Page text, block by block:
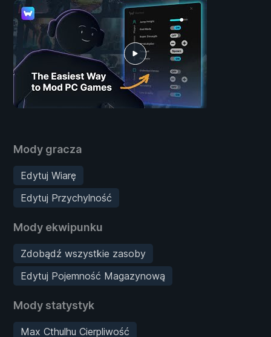
Mody gracza
Edytuj Wiarę
Edytuj Przychylność
Mody ekwipunku
Zdobądź wszystkie zasoby
Edytuj Pojemność Magazynową
Mody statystyk
Max Cthulhu Cierpliwość